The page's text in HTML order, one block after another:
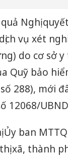
Nghị
vụ xét
do cơ sở
Quỹ bảo
288), mới
12068/
ban
xã, thành